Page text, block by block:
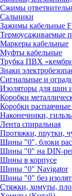
Сжимы
Сальники
Зажимы кабельные
Термоусаживаемые
Маркеры кабельные
Муфты кабельные
Трубка ПВХ
Знаки
Сигнальные и
Изоляторы для шин
Коробки
Коробки
Наконечники,
Лента спиральная
Протяжки, прутки,
Шины "0", блоки
Шины "0" на DIN-
Шины в корпусе
Шины "0" Navigator
Шины "0" без
Стяжки, хомуты,